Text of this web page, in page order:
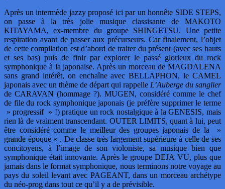
Après un intermède jazzy proposé ici par un honnête SIDE STEPS,
on passe à la très jolie musique classisante de MAKOTO
KITAYAMA, ex-membre du groupe SHINGETSU. Une petite
respiration avant de passer aux précurseurs. Car finalement, l’objet
de cette compilation est d’abord de traiter du présent (avec ses hauts
et ses bas) puis de finir par explorer le passé glorieux du rock
symphonique à la japonaise. Après un morceau de MAGDALENA
sans grand intérêt, on enchaîne avec BELLAPHON, le CAMEL
japonais avec un thème de départ qui rappelle L’Auberge du sanglier
de CARAVAN (hommage ?). MUGEN, considéré comme le chef
de file du rock symphonique japonais (je préfère supprimer le terme
» progressif » !) pratique un rock nostalgique à la GENESIS, mais
rien là de vraiment transcendant. OUTER LIMITS, quant à lui, peut
être considéré comme le meilleur des groupes japonais de la »
grande époque « . De classe très largement supérieure à celle de ses
concitoyens, à l’image de son violoniste, sa musique bien que
symphonique était innovante. Après le groupe DEJA VU, plus que
jamais dans le format symphonique, nous terminons notre voyage au
pays du soleil levant avec PAGEANT, dans un morceau archétype
du néo-prog dans tout ce qu’il y a de prévisible.